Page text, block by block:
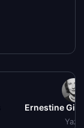
Ernestine